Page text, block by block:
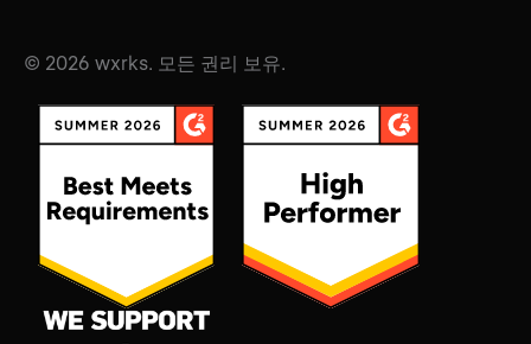
© 2026 wxrks. 모든 권리 보유.